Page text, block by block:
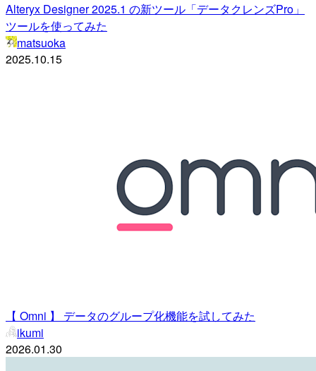
Alteryx Designer 2025.1 の新ツール「データクレンズPro」
ツールを使ってみた
matsuoka
2025.10.15
【 Omni 】 データのグループ化機能を試してみた
ikumi
2026.01.30